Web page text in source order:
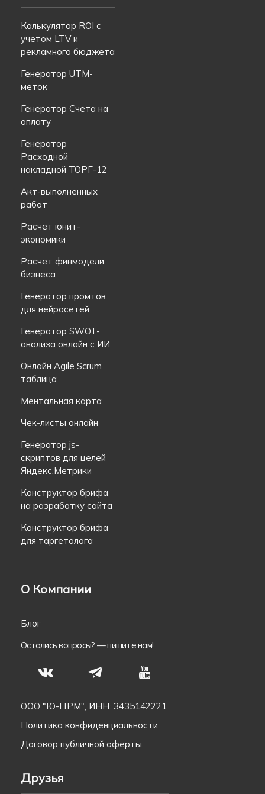
Калькулятор ROI с
учетом LTV и
рекламного бюджета
Генератор UTM-
меток
Генератор Счета на
оплату
Генератор
Расходной
накладной ТОРГ-12
Акт-выполненных
работ
Расчет юнит-
экономики
Расчет финмодели
бизнеса
Генератор промтов
для нейросетей
Генератор SWOT-
анализа онлайн с ИИ
Онлайн Agile Scrum
таблица
Ментальная карта
Чек-листы онлайн
Генератор js-
скриптов для целей
Яндекс.Метрики
Конструктор брифа
на разработку сайта
Конструктор брифа
для таргетолога
О Компании
Блог
Остались вопросы? —пишите нам!
S N T
ООО "Ю-ЦРМ", ИНН: 3435142221
Политика конфиденциальности
Договор публичной оферты
Друзья